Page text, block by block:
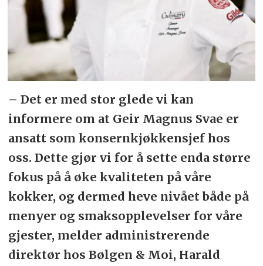
– Det er med stor glede vi kan
informere om at Geir Magnus Svae er
ansatt som konsernkjøkkensjef hos
oss. Dette gjør vi for å sette enda større
fokus på å øke kvaliteten på våre
kokker, og dermed heve nivået både på
menyer og smaksopplevelser for våre
gjester, melder administrerende
direktør hos Bølgen & Moi, Harald